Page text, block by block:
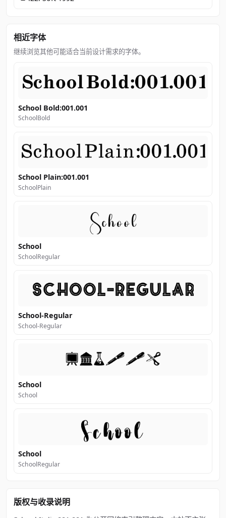
相近字体
继续浏览其他可能适合当前设计需求的字体。
School Bold:001.001
SchoolBold
School Plain:001.001
SchoolPlain
School
SchoolRegular
School-Regular
School-Regular
School
School
School
SchoolRegular
版权与收录说明